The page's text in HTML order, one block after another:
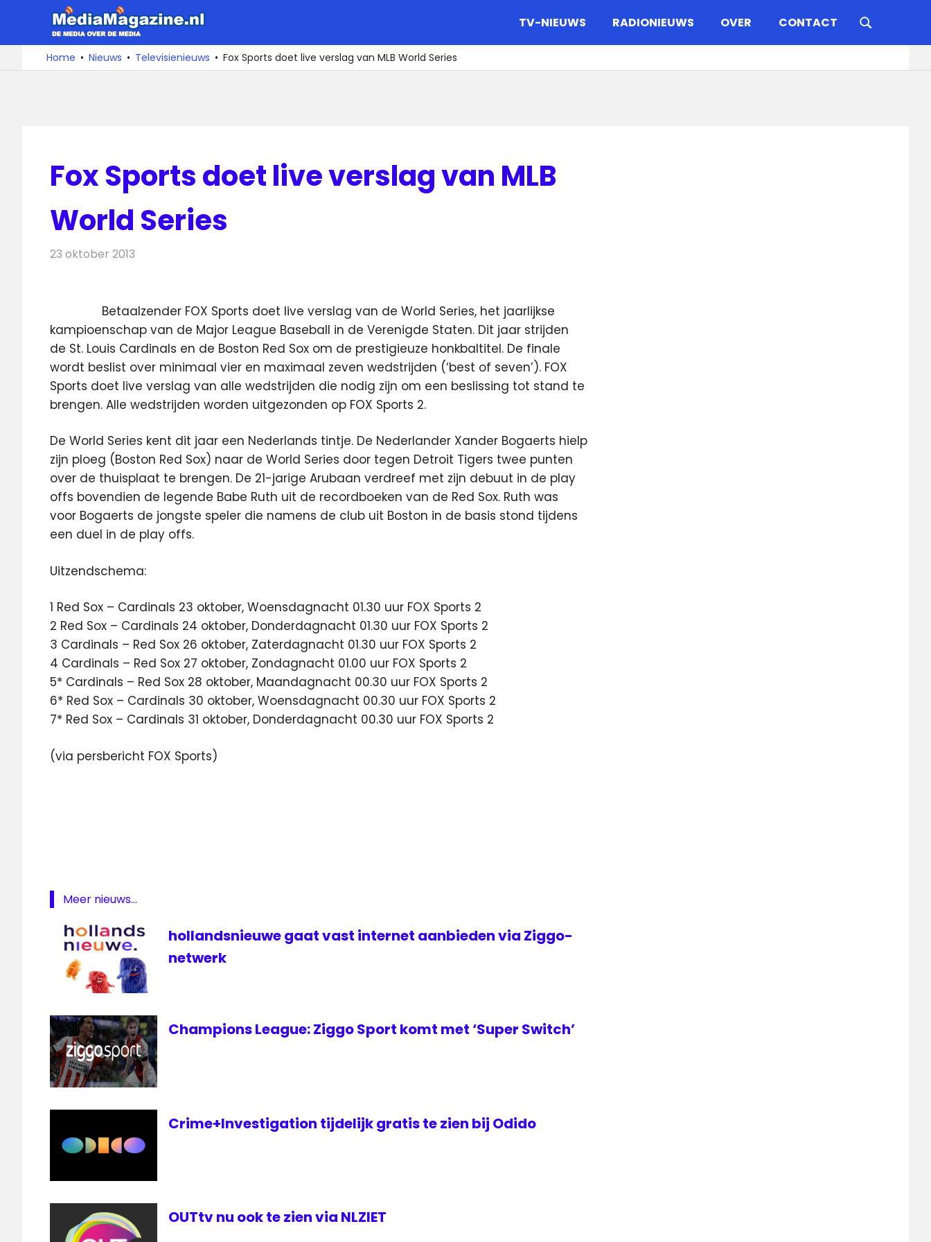
de
De
media
over
TV-NIEUWS RADIONIEUWS OVER CONTACT
Home Nieuws Televisienieuws Fox Sports doet live verslag van MLB World Series
Fox Sports doet live verslag van MLB
World Series
23 oktober 2013
Betaalzender FOX Sports doet live verslag van de World Series, het jaarlijkse
kampioenschap van de Major League Baseball in de Verenigde Staten. Dit jaar strijden
de St. Louis Cardinals en de Boston Red Sox om de prestigieuze honkbaltitel. De finale
wordt beslist over minimaal vier en maximaal zeven wedstrijden (‘best of seven’). FOX
Sports doet live verslag van alle wedstrijden die nodig zijn om een beslissing tot stand te
brengen. Alle wedstrijden worden uitgezonden op FOX Sports 2.
De World Series kent dit jaar een Nederlands tintje. De Nederlander Xander Bogaerts hielp
zijn ploeg (Boston Red Sox) naar de World Series door tegen Detroit Tigers twee punten
over de thuisplaat te brengen. De 21-jarige Arubaan verdreef met zijn debuut in de play
offs bovendien de legende Babe Ruth uit de recordboeken van de Red Sox. Ruth was
voor Bogaerts de jongste speler die namens de club uit Boston in de basis stond tijdens
een duel in de play offs.
Uitzendschema:
1 Red Sox – Cardinals 23 oktober, Woensdagnacht 01.30 uur FOX Sports 2
2 Red Sox – Cardinals 24 oktober, Donderdagnacht 01.30 uur FOX Sports 2
3 Cardinals – Red Sox 26 oktober, Zaterdagnacht 01.30 uur FOX Sports 2
4 Cardinals – Red Sox 27 oktober, Zondagnacht 01.00 uur FOX Sports 2
5* Cardinals – Red Sox 28 oktober, Maandagnacht 00.30 uur FOX Sports 2
6* Red Sox – Cardinals 30 oktober, Woensdagnacht 00.30 uur FOX Sports 2
7* Red Sox – Cardinals 31 oktober, Donderdagnacht 00.30 uur FOX Sports 2
(via persbericht FOX Sports)
live
Sox
televisie
World
Meer nieuws...
hollandsnieuwe gaat vast internet aanbieden via Ziggo-
netwerk
Champions League: Ziggo Sport komt met ‘Super Switch’
Crime+Investigation tijdelijk gratis te zien bij Odido
OUTtv nu ook te zien via NLZIET